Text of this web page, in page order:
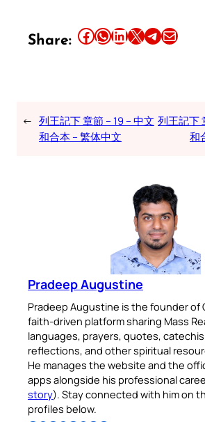
Share: Share this article on Facebook Share this article on WhatsApp Share this article on LinkedIn Share this article on X Share this article on TelegramEmail this Article
← 列王記下 章節 – 19 – 中文
和合本 – 繁体中文
列王記下
和
Pradeep Augustine
Pradeep Augustine is the founder of
faith-driven platform sharing Mass
languages, prayers, quotes,
reflections, and other spiritual
He manages the website and the
apps alongside his professional
story). Stay connected with him on
profiles below.